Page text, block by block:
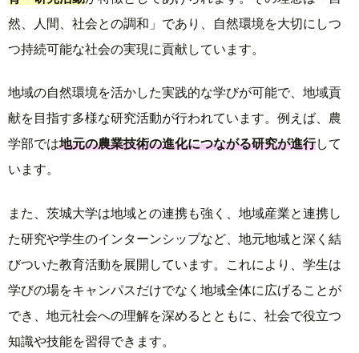
然、人間、社会との調和」であり、自然環境を大切にしつ
つ持続可能な社会の実現に貢献しています。
地域の自然環境を活かした実践的な学びが可能で、地域貢
献を目指す多様な研究活動が行われています。例えば、農
学部では地元の農業技術の進化につながる研究が進行して
います。
また、茨城大学は地域との連携も強く、地域産業と連携し
た研究や学生のインターンシップなど、地元地域と深く結
びついた教育活動を展開しています。これにより、学生は
学びの場をキャンパスだけでなく地域全体に広げることが
でき、地元社会への理解を深めるとともに、社会で役立つ
知識や技能を習得できます。